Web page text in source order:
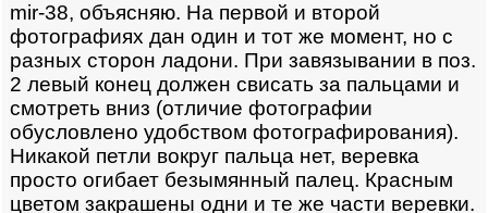
mir-38, объясняю. На первой и второй
фотографиях дан один и тот же момент, но с
разных сторон ладони. При завязывании в поз.
2 левый конец должен свисать за пальцами и
смотреть вниз (отличие фотографии
обусловлено удобством фотографирования).
Никакой петли вокруг пальца нет, веревка
просто огибает безымянный палец. Красным
цветом закрашены одни и те же части веревки.